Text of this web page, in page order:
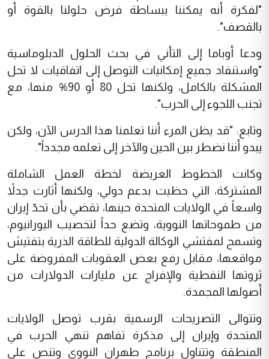
"لفكرة أنه يمكننا ببساطة فرض حلولنا بالقوة أو
بالقصف".
ودعا أوباما إلى التأني في بحث الحلول الدبلوماسية
"واستنفاد جميع إمكانيات التوصل إلى اتفاقيات لا تحل
المشكلة بالكامل، ولكنها تحل 80 أو 90% منها، مع
تجنب اللجوء إلى الحرب".
وتابع: "قد يظن المرء أننا تعلمنا هذا الدرس الآن، ولكن
يبدو أننا نضطر بين الحين والآخر إلى تعلمه مجدداً".
وكانت الخطوط العريضة لخطة العمل الشاملة
المشتركة، التي حظيت بدعم دولي، ولكنها أثارت جدلاً
واسعاً في الولايات المتحدة حينها، تقضي بأن تحدّ إيران
من طموحاتها النووية، وتضع حداً لتخصيب اليورانيوم،
وتسمح لمفتشي الوكالة الدولية للطاقة الذرية بتفتيش
مواقعها، مقابل رفع بعض العقوبات المفروضة على
ثروتها النفطية والإفراج عن مليارات الدولارات من
أصولها المجمدة.
وتتوالى التصريحات الرسمية بقرب توصل الولايات
المتحدة وإيران إلى مذكرة تفاهم تنهي الحرب في
المنطقة وتتناول برنامج طهران النووي وتنص على